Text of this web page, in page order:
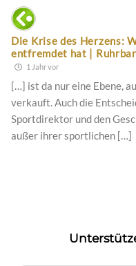
Die Krise des Herzens:
entfremdet hat |
1 Jahr vor
[…] ist da nur eine Ebene,
verkauft. Auch die
Sportdirektor und den
außer ihrer sportlichen […]